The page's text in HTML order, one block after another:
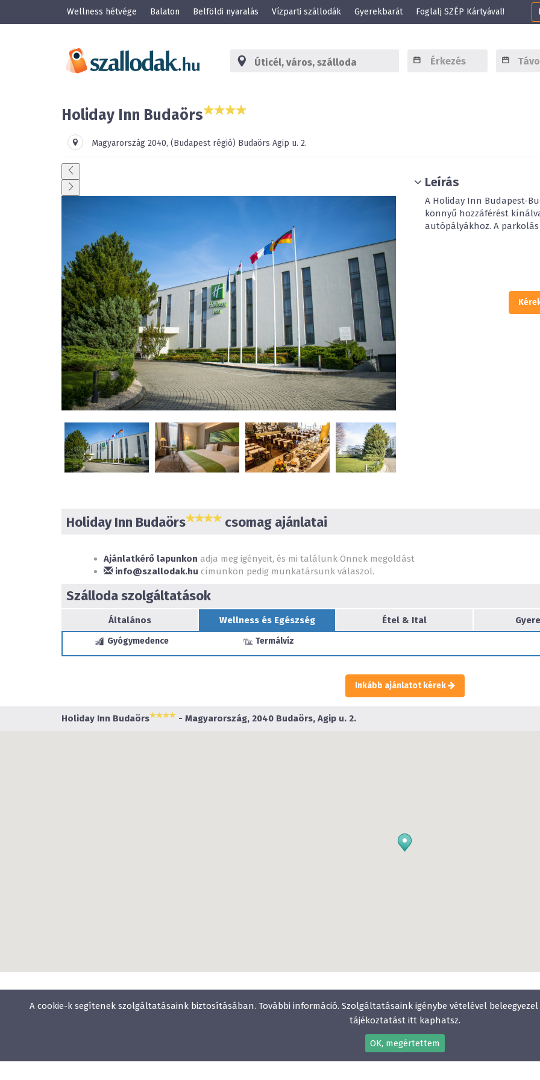
A cookie-k segítenek szolgáltatásaink biztosításában. További információ. Szolgáltatásaink igénybe vételével
tájékoztatást itt kaphatsz.
OK, megértettem
Wellness hétvége Balaton Belföldi nyaralás Vízparti szállodák Gyerekbarát Foglalj SZÉP Kártyával!
Holiday Inn Budaörs
Magyarország 2040, (Budapest régió) Budaörs Agip u. 2.
Leírás
A Holiday Inn Budapest-
könnyű hozzáférést
autópályákhoz. A parkolás
A Holiday Inn Budapest-
professzionizmusát.
Holiday Inn Budaörs csomag ajánlatai
Ajánlatkérő lapunkon adja meg igényeit, és mi találunk Önnek megoldást
info@szallodak.hu címünkön pedig munkatársunk válaszol.
Szálloda szolgáltatások
Általános Wellness és Egészség Étel & Ital
Gyógymedence Termálvíz
Inkább ajánlatot kérek
Holiday Inn Budaörs - Magyarország, 2040 Budaörs, Agip u. 2.